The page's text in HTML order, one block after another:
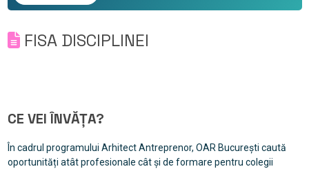
FISA DISCIPLINEI
CE VEI ÎNVĂȚA?
În cadrul programului Arhitect Antreprenor, OAR București caută
oportunități atât profesionale cât și de formare pentru colegii